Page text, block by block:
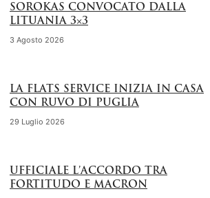
SOROKAS CONVOCATO DALLA
LITUANIA 3×3
3 Agosto 2026
LA FLATS SERVICE INIZIA IN CASA
CON RUVO DI PUGLIA
29 Luglio 2026
UFFICIALE L’ACCORDO TRA
FORTITUDO E MACRON